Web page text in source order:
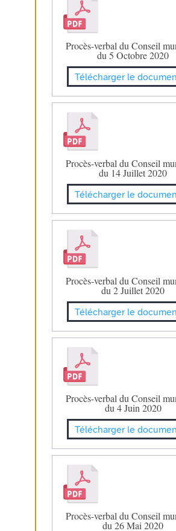
Procès-verbal du Conseil
du 5 Octobre 2020
Télécharger le
Procès-verbal du Conseil
du 14 Juillet 2020
Télécharger le
Procès-verbal du Conseil
du 2 Juillet 2020
Télécharger le
Procès-verbal du Conseil
du 4 Juin 2020
Télécharger le
Procès-verbal du Conseil
du 26 Mai 2020